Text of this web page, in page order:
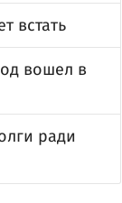
встать
вошел в
ради